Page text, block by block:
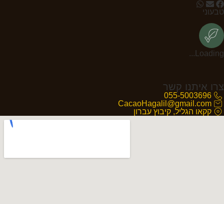
טבעוני
Loading...
צרו איתנו קשר
055-5003696
CacaoHagalil@gmail.com
קקאו הגליל, קיבוץ עברון